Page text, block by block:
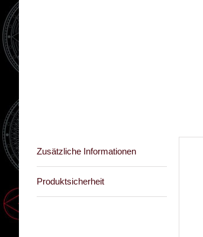
Zusätzliche Informationen
Produktsicherheit